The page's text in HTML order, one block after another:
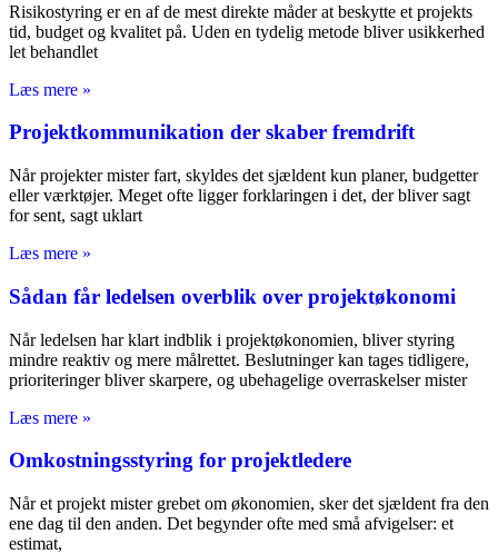
Risikostyring er en af de mest direkte måder at beskytte et projekts
tid, budget og kvalitet på. Uden en tydelig metode bliver usikkerhed
let behandlet
Læs mere »
Projektkommunikation der skaber fremdrift
Når projekter mister fart, skyldes det sjældent kun planer, budgetter
eller værktøjer. Meget ofte ligger forklaringen i det, der bliver sagt
for sent, sagt uklart
Læs mere »
Sådan får ledelsen overblik over projektøkonomi
Når ledelsen har klart indblik i projektøkonomien, bliver styring
mindre reaktiv og mere målrettet. Beslutninger kan tages tidligere,
prioriteringer bliver skarpere, og ubehagelige overraskelser mister
Læs mere »
Omkostningsstyring for projektledere
Når et projekt mister grebet om økonomien, sker det sjældent fra den
ene dag til den anden. Det begynder ofte med små afvigelser: et
estimat,